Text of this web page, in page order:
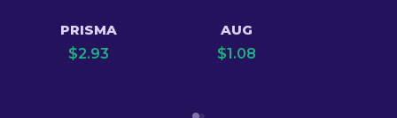
PRISMA
$2.93
AUG
$1.08